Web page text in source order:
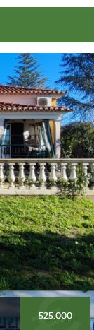
525.000